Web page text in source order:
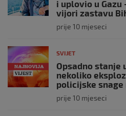
i uplovio u Gazu
vijori zastavu
prije 10 mjeseci
SVIJET
Opsadno stanje
nekoliko
policijske snage
prije 10 mjeseci